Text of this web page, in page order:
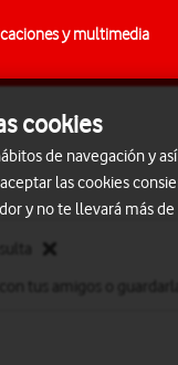
y multimedia
cookies
de navegación y
las cookies
y no te llevará más